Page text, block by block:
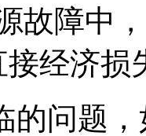
故障中
经济损
的问题